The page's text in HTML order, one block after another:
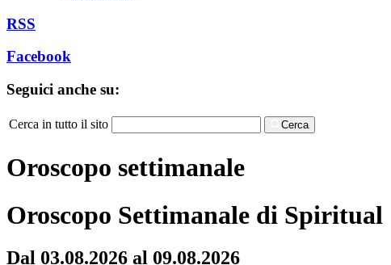
RSS
Facebook
Seguici anche su:
Cerca in tutto il sito Cerca
Oroscopo settimanale
Oroscopo Settimanale di Spiritual
Dal 03.08.2026 al 09.08.2026